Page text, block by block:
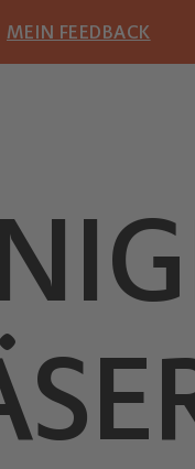
MEIN FEEDBACK